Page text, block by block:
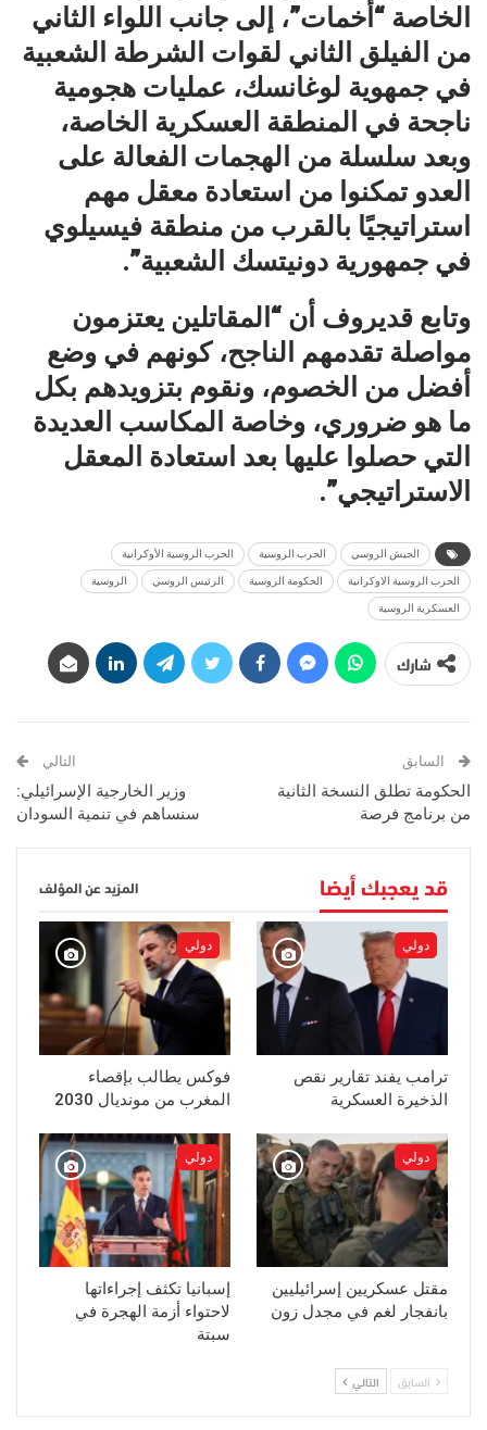
الخاصة “أخمات”، إلى جانب اللواء الثاني
من الفيلق الثاني لقوات الشرطة الشعبية
في جمهوية لوغانسك، عمليات هجومية
ناجحة في المنطقة العسكرية الخاصة،
وبعد سلسلة من الهجمات الفعالة على
العدو تمكنوا من استعادة معقل مهم
استراتيجيًا بالقرب من منطقة فيسيلوي
في جمهورية دونيتسك الشعبية”.
وتابع قديروف أن “المقاتلين يعتزمون
مواصلة تقدمهم الناجح، كونهم في وضع
أفضل من الخصوم، ونقوم بتزويدهم بكل
ما هو ضروري، وخاصة المكاسب العديدة
التي حصلوا عليها بعد استعادة المعقل
الاستراتيجي”.
الجيش الروسي الحرب الروسية الحرب الروسية الأوكرانية
الحرب الروسية الاوكرانية الحكومة الروسية الرئيس الروسي الروسية
العسكرية الروسية
شارك
السابق
الحكومة تطلق النسخة الثانية
من برنامج فرصة
التالي
وزير الخارجية الإسرائيلي:
سنساهم في تنمية السودان
قد يعجبك أيضا المزيد عن المؤلف
دولي
ترامب يفند تقارير نقص
الذخيرة العسكرية
دولي
فوكس يطالب بإقصاء
المغرب من مونديال 2030
دولي
مقتل عسكريين إسرائيليين
بانفجار لغم في مجدل زون
دولي
إسبانيا تكثف إجراءاتها
لاحتواء أزمة الهجرة في
سبتة
السابق التالي